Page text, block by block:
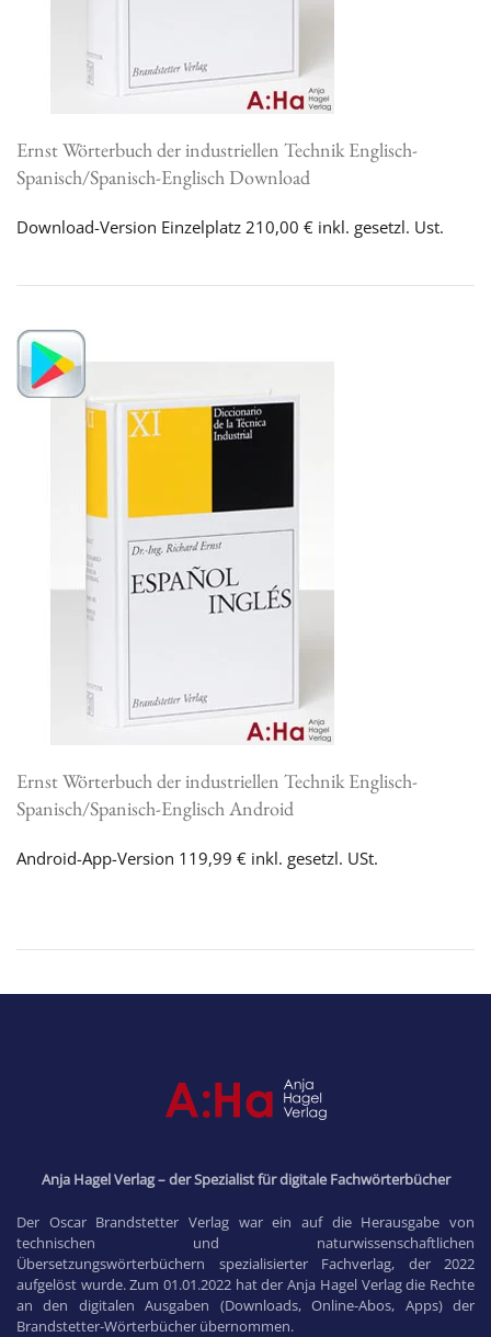
Ernst Wörterbuch der industriellen Technik Englisch-
Spanisch/Spanisch-Englisch Download
Download-Version Einzelplatz 210,00 € inkl. gesetzl. Ust.
Ernst Wörterbuch der industriellen Technik Englisch-
Spanisch/Spanisch-Englisch Android
Android-App-Version 119,99 € inkl. gesetzl. USt.
Anja Hagel Verlag – der Spezialist für digitale Fachwörterbücher
Der Oscar Brandstetter Verlag war ein auf die Herausgabe von
technischen und naturwissenschaftlichen
Übersetzungswörterbüchern spezialisierter Fachverlag, der 2022
aufgelöst wurde. Zum 01.01.2022 hat der Anja Hagel Verlag die Rechte
an den digitalen Ausgaben (Downloads, Online-Abos, Apps) der
Brandstetter-Wörterbücher übernommen.